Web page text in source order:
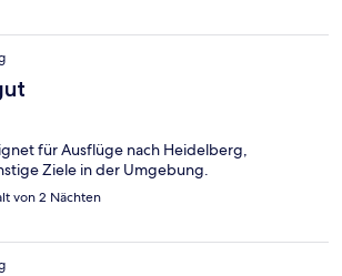
für Ausflüge nach Heidelberg,
Ziele in der Umgebung.
von 2 Nächten